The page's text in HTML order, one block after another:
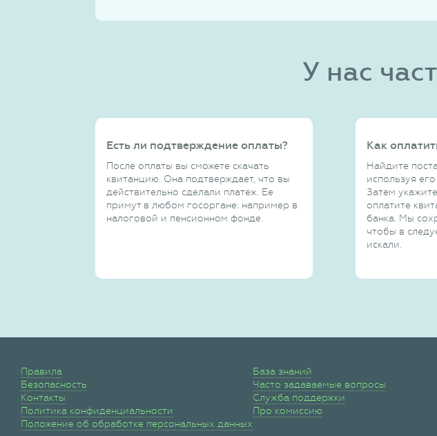
У нас
Есть ли подтверждение оплаты?
После оплаты вы сможете скачать
квитанцию. Она подтверждает, что вы
действительно сделали платеж. Ее
примут в любом госоргане: например в
налоговой и пенсионном фонде.
Как
Найдите
используя
Затем
оплатите
банка. Мы
чтобы в
искали.
Правила
Безопасность
Контакты
Политика конфиденциальности
Положение об обработке персональных данных
База знаний
Часто задаваемые вопросы
Служба поддержки
Про комиссию